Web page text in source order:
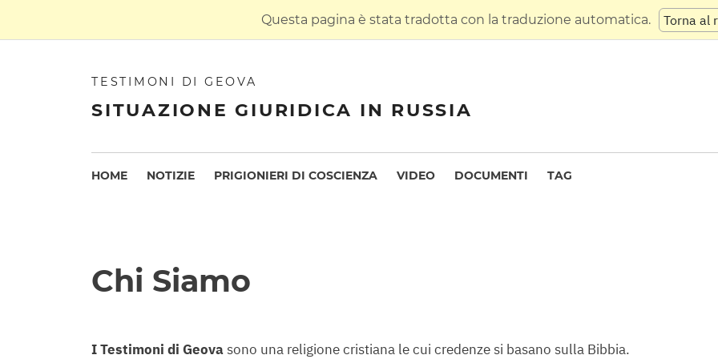
Questa pagina è stata tradotta con la traduzione automatica. Torna al
TESTIMONI DI GEOVA
SITUAZIONE GIURIDICA IN RUSSIA
HOME NOTIZIE PRIGIONIERI DI COSCIENZA VIDEO DOCUMENTI TAG
Chi Siamo
I Testimoni di Geovasono una religione cristiana le cui credenze si basano sulla Bibbia.